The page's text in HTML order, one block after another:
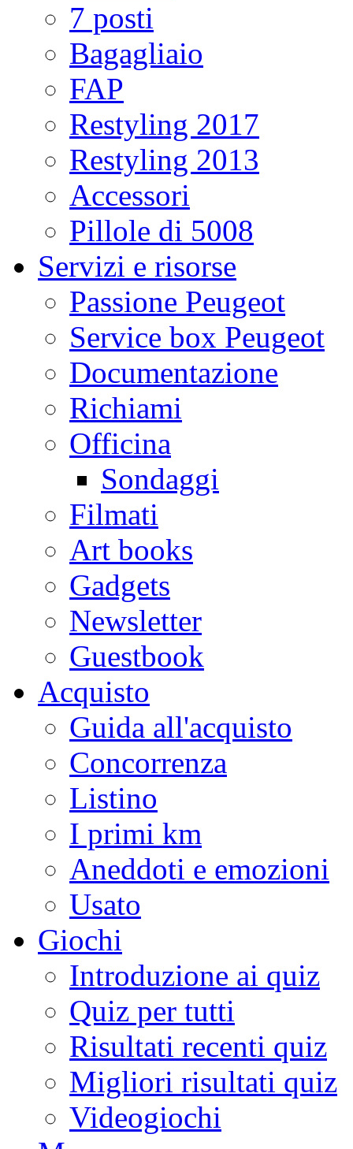
7 posti
Bagagliaio
FAP
Restyling 2017
Restyling 2013
Accessori
Pillole di 5008
Servizi e risorse
Passione Peugeot
Service box Peugeot
Documentazione
Richiami
Officina
Sondaggi
Filmati
Art books
Gadgets
Newsletter
Guestbook
Acquisto
Guida all'acquisto
Concorrenza
Listino
I primi km
Aneddoti e emozioni
Usato
Giochi
Introduzione ai quiz
Quiz per tutti
Risultati recenti quiz
Migliori risultati quiz
Videogiochi